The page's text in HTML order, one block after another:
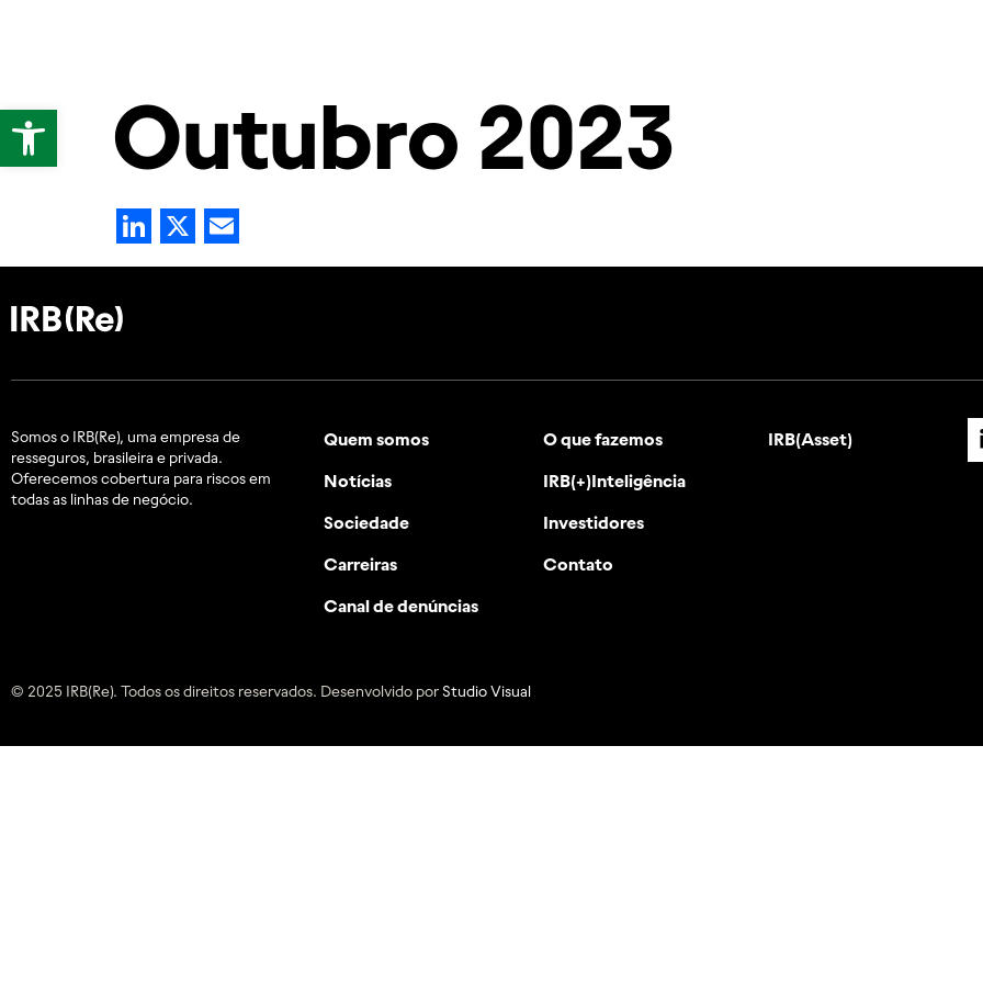
Abrir a barra de ferramentas
Outubro 2023
LinkedIn
X
Somos o IRB(Re), uma empresa de
resseguros, brasileira e privada.
Oferecemos cobertura para riscos em
todas as linhas de negócio.
Quem somos O que fazemos
Notícias IRB(+)Inteligência
Sociedade Investidores
Carreiras Contato
Canal de denúncias
IRB(Asset)
© 2025 IRB(Re). Todos os direitos reservados. Desenvolvido porStudio Visual